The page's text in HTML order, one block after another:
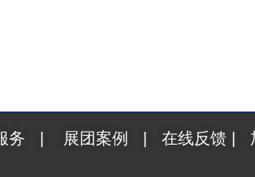
务 展团案例 在线反馈